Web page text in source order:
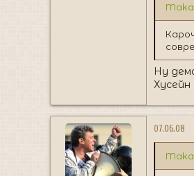
Maka
Ну
07.06.08
Maka